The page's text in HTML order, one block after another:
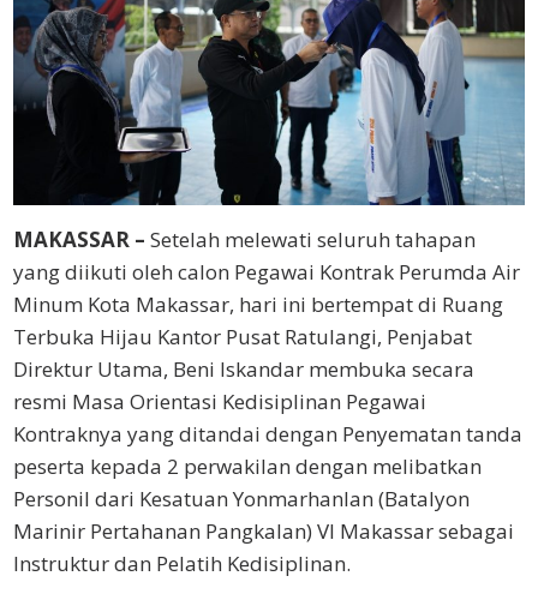
MAKASSAR – Setelah melewati seluruh tahapan
yang diikuti oleh calon Pegawai Kontrak Perumda Air
Minum Kota Makassar, hari ini bertempat di Ruang
Terbuka Hijau Kantor Pusat Ratulangi, Penjabat
Direktur Utama, Beni Iskandar membuka secara
resmi Masa Orientasi Kedisiplinan Pegawai
Kontraknya yang ditandai dengan Penyematan tanda
peserta kepada 2 perwakilan dengan melibatkan
Personil dari Kesatuan Yonmarhanlan (Batalyon
Marinir Pertahanan Pangkalan) VI Makassar sebagai
Instruktur dan Pelatih Kedisiplinan.